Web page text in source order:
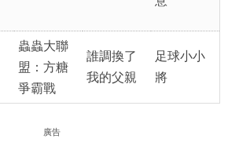
蟲蟲大聯
盟：方糖
爭霸戰
誰調換了
我的父親
足球小小
將
廣告